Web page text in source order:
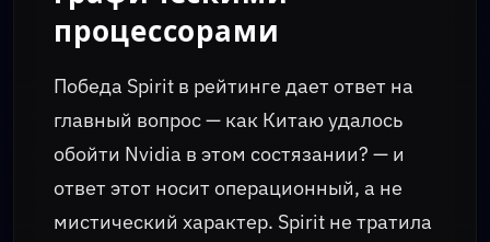
процессорами
Победа Spirit в рейтинге дает ответ на
главный вопрос — как Китаю удалось
обойти Nvidia в этом состязании? — и
ответ этот носит операционный, а не
мистический характер. Spirit не тратила